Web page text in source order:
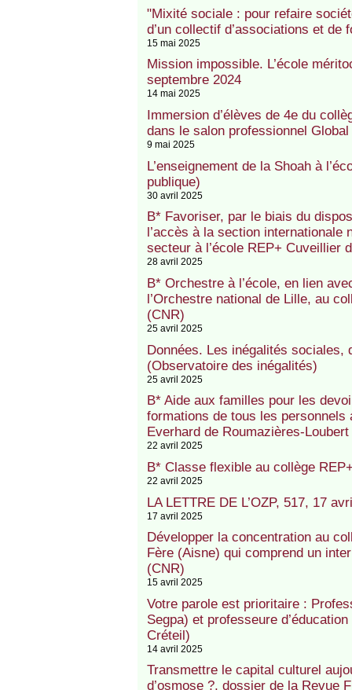
"Mixité sociale : pour refaire
d’un collectif d’associations et de
15 mai 2025
Mission impossible. L’école
septembre 2024
14 mai 2025
Immersion d’élèves de 4e du
dans le salon professionnel
9 mai 2025
L’enseignement de la Shoah à
publique)
30 avril 2025
B* Favoriser, par le biais du
l’accès à la section
secteur à l’école REP+ Cuveillier
28 avril 2025
B* Orchestre à l’école, en lien
l’Orchestre national de Lille, au
(CNR)
25 avril 2025
Données. Les inégalités sociales,
(Observatoire des inégalités)
25 avril 2025
B* Aide aux familles pour les
formations de tous les personnels
Everhard de Roumazières-
22 avril 2025
B* Classe flexible au collège
22 avril 2025
LA LETTRE DE L’OZP, 517, 17
17 avril 2025
Développer la concentration au
Fère (Aisne) qui comprend un
(CNR)
15 avril 2025
Votre parole est prioritaire :
Segpa) et professeure
Créteil)
14 avril 2025
Transmettre le capital culturel
d’osmose ?, dossier de la Revue